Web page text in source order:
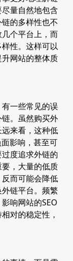
量自然地包含
的多样性也不
个平台上，而
性。这样可以
网站的整体质
一些常见的误
。虽然购买外
来看，这种低
影响，甚至可
度追求外链的
，大量的低质
而可能会降低
链平台。频繁
响网站的SEO
对的稳定性，